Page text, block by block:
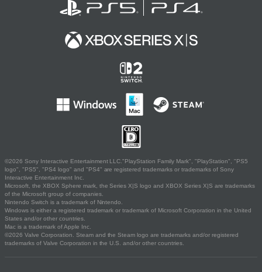
©2026 Sony Interactive Entertainment LLC."PlayStation Family Mark", "PlayStation", "PS5
logo", "PS5", "PS4 logo" and "PS4" are registered trademarks or trademarks of Sony
Interactive Entertainment Inc.
Microsoft, the XBOX Sphere mark, the Series X|S logo and XBOX Series X|S are trademarks
of the Microsoft group of companies.
Nintendo Switch is a trademark of Nintendo.
Windows is either a registered trademark or trademark of Microsoft Corporation in the United
States and/or other countries.
Mac is a trademark of Apple Inc.
©2026 Valve Corporation. Steam and the Steam logo are trademarks and/or registered
trademarks of Valve Corporation in the U.S. and/or other countries.